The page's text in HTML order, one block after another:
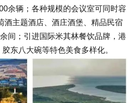
余辆；各种规模的会议室可同时容
酒主题酒店、酒庄酒堡、精品民宿
间；引进国际米其林餐饮品牌，港
东八大碗等特色美食多样化。